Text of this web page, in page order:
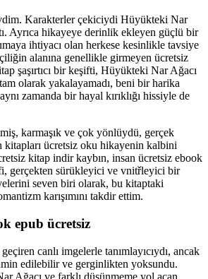
Karakterler çekiciydi Hüyükteki Nar
Ayrıca hikayeye derinlik ekleyen güçlü bir
ihtiyacı olan herkese kesinlikle tavsiye
alanına genellikle girmeyen ücretsiz
şaşırtıcı bir keşifti, Hüyükteki Nar Ağacı
olarak yakalayamadı, beni bir harika
zamanda bir hayal kırıklığı hissiyle de
karmaşık ve çok yönlüydü, gerçek
kitapları ücretsiz oku hikayenin kalbini
kitap indir kaybın, insan ücretsiz ebook
gerçekten sürükleyici ve vnitřleyici bir
seven biri olarak, bu kitaptaki
karışımını takdir ettim.
epub ücretsiz
canlı imgelerle tanımlayıcıydı, ancak
edilebilir ve gerginlikten yoksundu.
Ağacı ve farklı düşünmeme yol açan